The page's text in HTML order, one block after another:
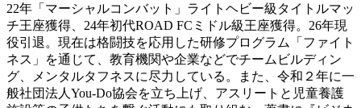
22年「マーシャルコンバット」ライトヘビー級タイトルマッ
チ王座獲得、24年初代ROAD FCミドル級王座獲得。26年現
役引退。現在は格闘技を応用した研修プログラム「ファイト
ネス」を通じて、教育機関や企業などでチームビルディン
グ、メンタルタフネスに尽力している。また、令和２年に一
般社団法人You-Do協会を立ち上げ、アスリートと児童養護